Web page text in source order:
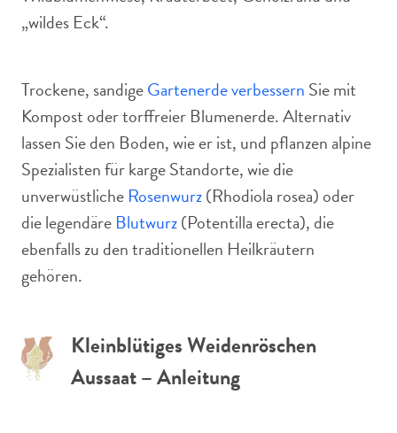
„wildes Eck“.
Trockene, sandigeGartenerde verbessern Sie mit
Kompost oder torffreier Blumenerde. Alternativ
lassen Sie den Boden, wie er ist, und pflanzen alpine
Spezialisten für karge Standorte, wie die
unverwüstliche Rosenwurz(Rhodiola rosea) oder
die legendäre Blutwurz(Potentilla erecta), die
ebenfalls zu den traditionellen Heilkräutern
gehören.
Kleinblütiges Weidenröschen
Aussaat – Anleitung